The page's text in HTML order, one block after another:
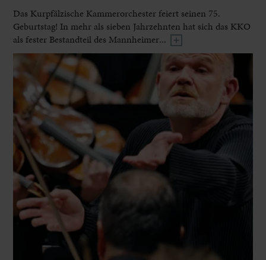
Das Kurpfälzische Kammerorchester feiert seinen 75.
Geburtstag! In mehr als sieben Jahrzehnten hat sich das KKO
als fester Bestandteil des Mannheimer...